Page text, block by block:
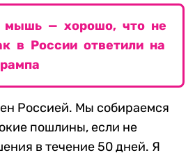
мышь — хорошо, что не
в России ответили на
Россией. Мы собираемся
пошлины, если не
в течение 50 дней. Я